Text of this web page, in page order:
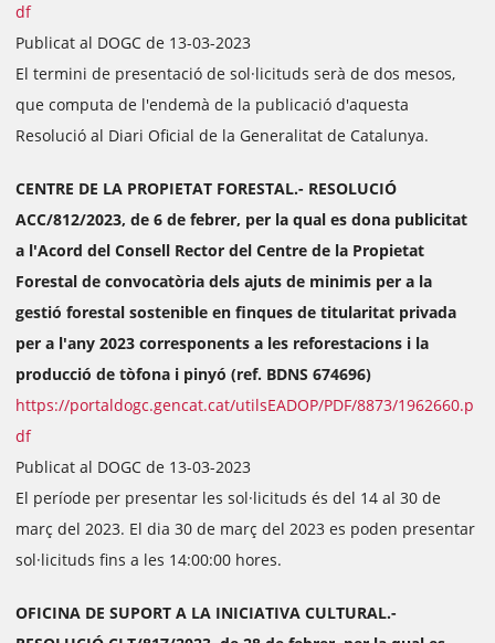
df
Publicat al DOGC de 13-03-2023
El termini de presentació de sol·licituds serà de dos mesos,
que computa de l'endemà de la publicació d'aquesta
Resolució al Diari Oficial de la Generalitat de Catalunya.
CENTRE DE LA PROPIETAT FORESTAL.- RESOLUCIÓ
ACC/812/2023, de 6 de febrer, per la qual es dona publicitat
a l'Acord del Consell Rector del Centre de la Propietat
Forestal de convocatòria dels ajuts de minimis per a la
gestió forestal sostenible en finques de titularitat privada
per a l'any 2023 corresponents a les reforestacions i la
producció de tòfona i pinyó (ref. BDNS 674696)
https://portaldogc.gencat.cat/utilsEADOP/PDF/8873/1962660.p
df
Publicat al DOGC de 13-03-2023
El període per presentar les sol·licituds és del 14 al 30 de
març del 2023. El dia 30 de març del 2023 es poden presentar
sol·licituds fins a les 14:00:00 hores.
OFICINA DE SUPORT A LA INICIATIVA CULTURAL.-